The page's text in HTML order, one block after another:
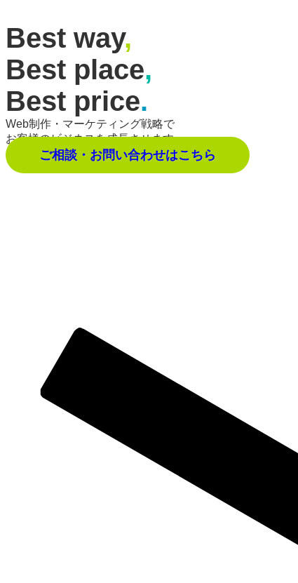
Best way,
Best place,
Best price.
Web制作・マーケティング戦略で
お客様のビジネスを成長させます。
ご相談・お問い合わせはこちら